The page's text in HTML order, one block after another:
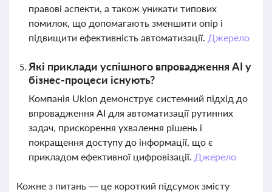
правові аспекти, а також уникати типових
помилок, що допомагають зменшити опір і
підвищити ефективність автоматизації. Джерело
Які приклади успішного впровадження AI у
бізнес-процеси існують?
Компанія Uklon демонструє системний підхід до
впровадження AI для автоматизації рутинних
задач, прискорення ухвалення рішень і
покращення доступу до інформації, що є
прикладом ефективної цифровізації. Джерело
Кожне з питань — це короткий підсумок змісту